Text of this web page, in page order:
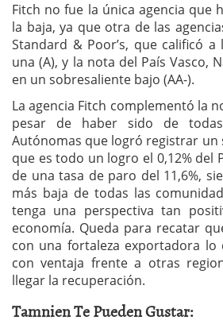
Fitch no fue la única agencia que
la baja, ya que otra de las
Standard & Poor’s, que calificó a
una (A), y la nota del País Vasco,
en un sobresaliente bajo (AA-).
La agencia Fitch complementó la
pesar de haber sido de todas
Autónomas que logró registrar un
que es todo un logro el 0,12% del
de una tasa de paro del 11,6%,
más baja de todas las
tenga una perspectiva tan
economía. Queda para recatar
con una fortaleza exportadora lo
con ventaja frente a otras
llegar la recuperación.
Tamnien Te Pueden Gustar: